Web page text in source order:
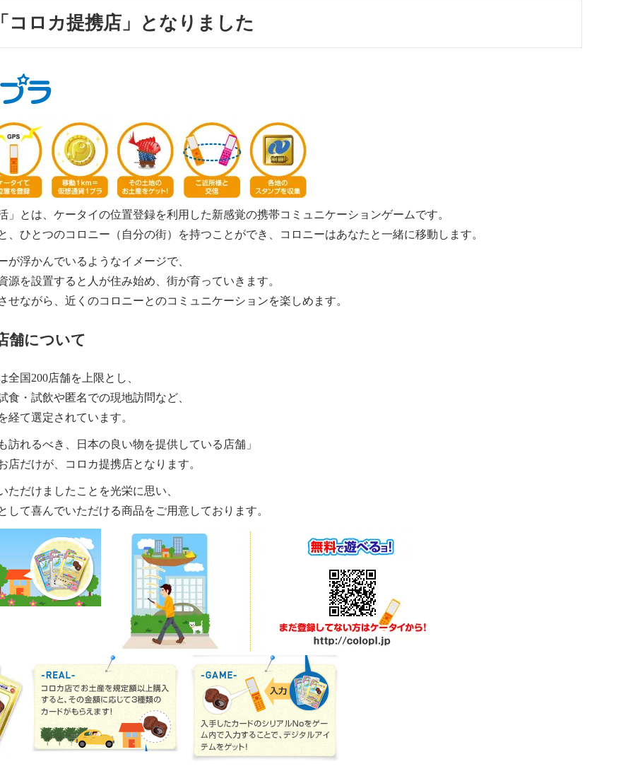
コロカ提携店」となりました
」とは、ケータイの位置登録を利用した新感覚の携帯コミュニケーションゲームです。
、ひとつのコロニー（自分の街）を持つことができ、コロニーはあなたと一緒に移動します。
が浮かんでいるようなイメージで、
源を設置すると人が住み始め、街が育っていきます。
せながら、近くのコロニーとのコミュニケーションを楽しめます。
舗について
全国200店舗を上限とし、
食・試飲や匿名での現地訪問など、
経て選定されています。
訪れるべき、日本の良い物を提供している店舗」
店だけが、コロカ提携店となります。
ただけましたことを光栄に思い、
して喜んでいただける商品をご用意しております。